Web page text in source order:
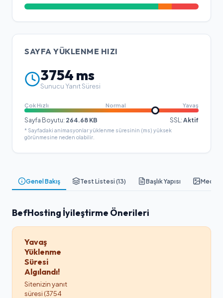
SAYFA YÜKLENME HIZI
3754 ms
Sunucu Yanıt Süresi
Çok Hızlı Normal Yavaş
Sayfa Boyutu: 264.68 KB SSL: Aktif
* Sayfadaki animasyonlar yüklenme süresinin (ms) yüksek
görünmesine neden olabilir.
Genel Bakış Test Listesi (13) Başlık Yapısı Medya
BefHosting İyileştirme Önerileri
Yavaş
Yüklenme
Süresi
Algılandı!
Sitenizin yanıt
süresi (3754